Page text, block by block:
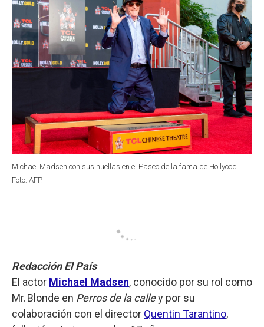
Michael Madsen con sus huellas en el Paseo de la fama de Hollyood.
Foto: AFP.
Redacción El País
El actor Michael Madsen, conocido por su rol como
Mr. Blonde en Perros de la calley por su
colaboración con el director Quentin Tarantino,